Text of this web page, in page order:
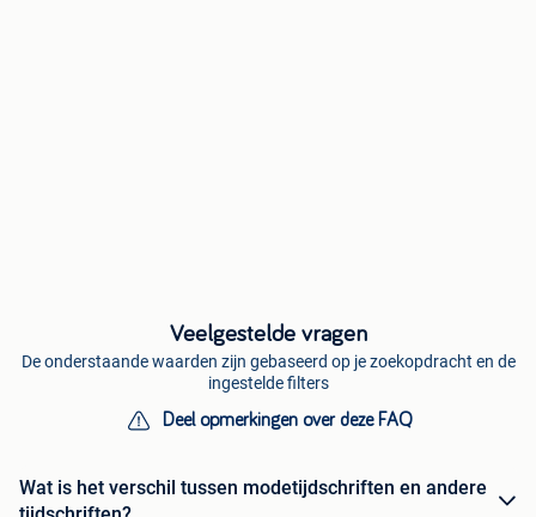
Veelgestelde vragen
De onderstaande waarden zijn gebaseerd op je zoekopdracht en de
ingestelde filters
Deel opmerkingen over deze FAQ
Wat is het verschil tussen modetijdschriften en andere